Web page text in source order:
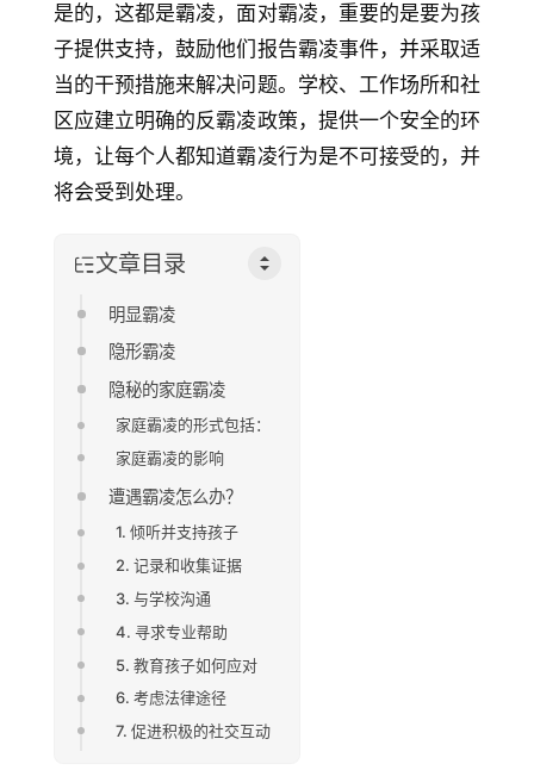
是的，这都是霸凌，面对霸凌，重要的是要为孩
子提供支持，鼓励他们报告霸凌事件，并采取适
当的干预措施来解决问题。学校、工作场所和社
区应建立明确的反霸凌政策，提供一个安全的环
境，让每个人都知道霸凌行为是不可接受的，并
将会受到处理。
文章目录
明显霸凌
隐形霸凌
隐秘的家庭霸凌
家庭霸凌的形式包括：
家庭霸凌的影响
遭遇霸凌怎么办？
1. 倾听并支持孩子
2. 记录和收集证据
3. 与学校沟通
4. 寻求专业帮助
5. 教育孩子如何应对
6. 考虑法律途径
7. 促进积极的社交互动